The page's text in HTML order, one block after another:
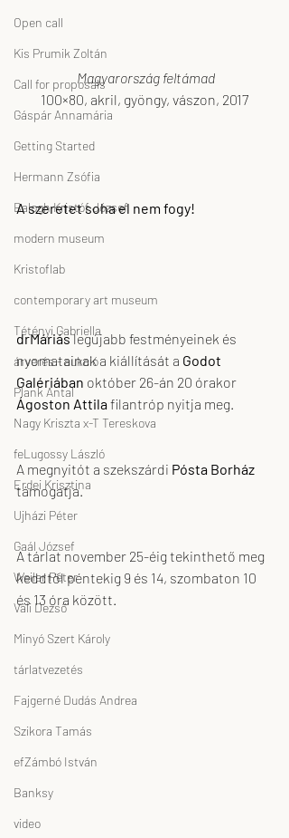
Open call
Kis Prumik Zoltán
Call for proposals
Gáspár Annamária
Getting Started
Hermann Zsófia
Balogh Kristóf József
modern museum
Kristoflab
contemporary art museum
Tétényi Gabriella
árverés - aukció
Plank Antal
Nagy Kriszta x-T Tereskova
feLugossy László
Erdei Krisztina
Ujházi Péter
Gaál József
Weiler Péter
Váli Dezső
Minyó Szert Károly
tárlatvezetés
Fajgerné Dudás Andrea
Szikora Tamás
efZámbó István
Banksy
video
Magyarország feltámad
100×80, akril, gyöngy, vászon, 2017
A szeretet soha el nem fogy!
drMáriás legújabb festményeinek és
nyomatainak a kiállítását a Godot
Galériában október 26-án 20 órakor
Ágoston Attila filantróp nyitja meg.
A megnyitót a szekszárdi Pósta Borház
támogatja.
A tárlat november 25-éig tekinthető meg
keddtől péntekig 9 és 14, szombaton 10
és 13 óra között.